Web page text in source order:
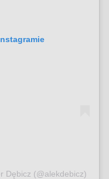
Dębicz (@alekdebicz)